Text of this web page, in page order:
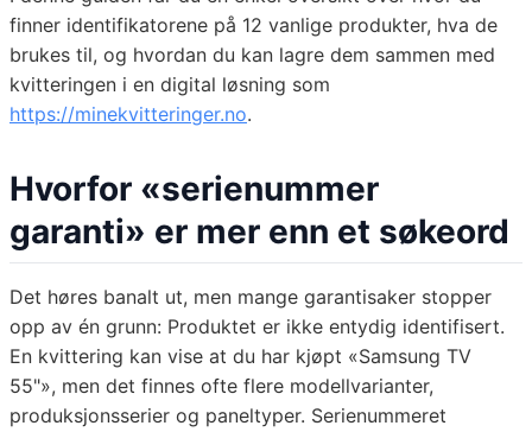
finner identifikatorene på 12 vanlige produkter, hva de
brukes til, og hvordan du kan lagre dem sammen med
kvitteringen i en digital løsning som
https://minekvitteringer.no.
Hvorfor «serienummer
garanti» er mer enn et søkeord
Det høres banalt ut, men mange garantisaker stopper
opp av én grunn: Produktet er ikke entydig identifisert.
En kvittering kan vise at du har kjøpt «Samsung TV
55"», men det finnes ofte flere modellvarianter,
produksjonsserier og paneltyper. Serienummeret